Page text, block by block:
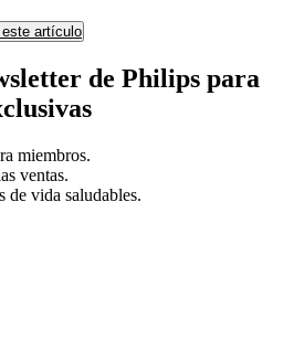
artículo
de Philips para
miembros.
ventas.
de vida saludables.